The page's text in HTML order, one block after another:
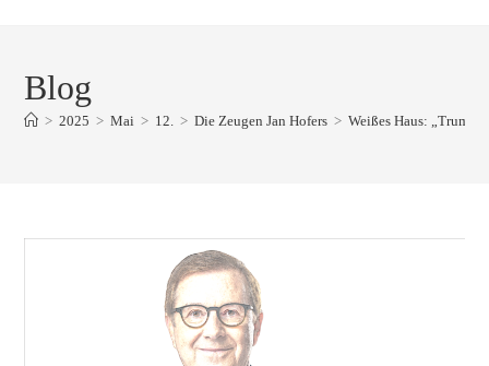
Blog
> 2025 > Mai > 12. > Die Zeugen Jan Hofers > Weißes Haus: „Trump